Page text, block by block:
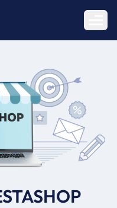
Abrir